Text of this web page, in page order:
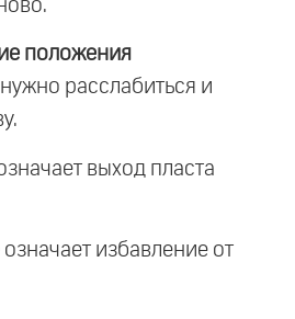
положения
расслабиться и
выход пласта
означает избавление от